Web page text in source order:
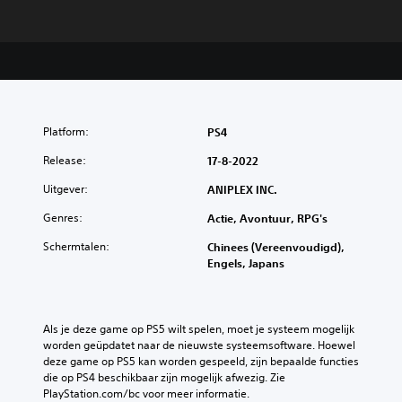
Platform: PS4
Release: 17-8-2022
Uitgever: ANIPLEX INC.
Genres: Actie, Avontuur, RPG's
Schermtalen:
Chinees (Vereenvoudigd),
Engels, Japans
Als je deze game op PS5 wilt spelen, moet je systeem mogelijk
worden geüpdatet naar de nieuwste systeemsoftware. Hoewel
deze game op PS5 kan worden gespeeld, zijn bepaalde functies
die op PS4 beschikbaar zijn mogelijk afwezig. Zie
PlayStation.com/bc voor meer informatie.